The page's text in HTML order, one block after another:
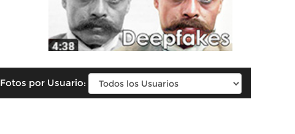
Fotos por Usuario: